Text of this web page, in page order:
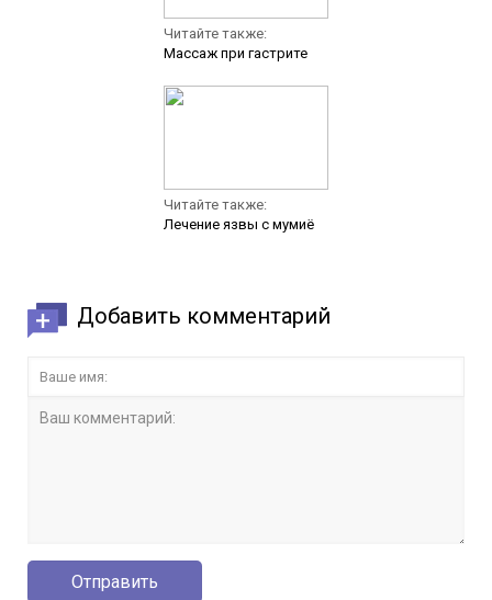
Читайте также:
Массаж при гастрите
Читайте также:
Лечение язвы с мумиё
Добавить комментарий